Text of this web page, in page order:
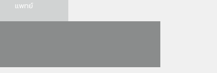
แพทย์